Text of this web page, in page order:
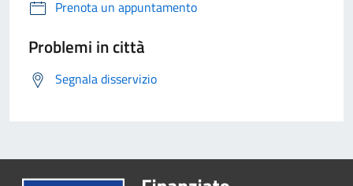
Prenota un appuntamento
Problemi in città
Segnala disservizio